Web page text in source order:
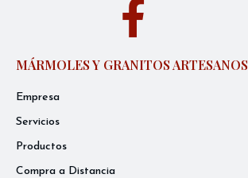
MÁRMOLES Y GRANITOS ARTESANOS
Empresa
Servicios
Productos
Compra a Distancia